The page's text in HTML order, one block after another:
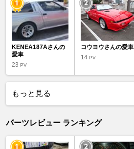
KENEA187Aさんの
愛車
23 PV
コウヨウさんの愛車
14PV
もっと見る
パーツレビュー ランキング